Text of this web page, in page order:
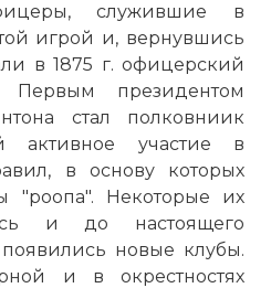
служившие в
игрой и, вернувшись
в 1875 г. офицерский
Первым президентом
стал полковниик
активное участие в
в основу которых
"роопа". Некоторые их
и до настоящего
новые клубы.
и в окрестностях